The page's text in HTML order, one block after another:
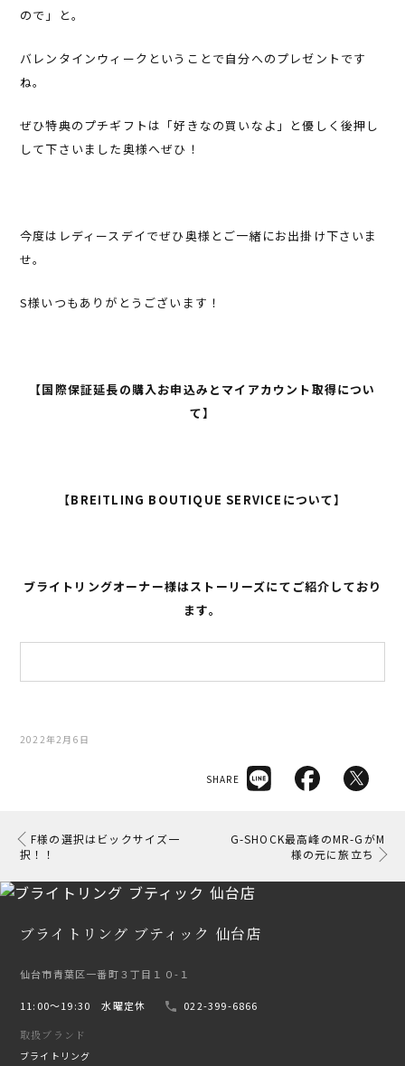
ので」と。
バレンタインウィークということで自分へのプレゼントです
ね。
ぜひ特典のプチギフトは「好きなの買いなよ」と優しく後押し
して下さいました奥様へぜひ！
今度はレディースデイでぜひ奥様とご一緒にお出掛け下さいま
せ。
S様いつもありがとうございます！
【国際保証延長の購入お申込みとマイアカウント取得につい
て】
【BREITLING BOUTIQUE SERVICEについて】
ブライトリングオーナー様はストーリーズにてご紹介しており
ます。
2022年2月6日
SHARE
F様の選択はビックサイズ一
択！！
G-SHOCK最高峰のMR-GがM
様の元に旅立ち
ブライトリング ブティック 仙台店
仙台市青葉区一番町３丁目１０-１
11:00〜19:30 水曜定休
022-399-6866
取扱ブランド
ブライトリング